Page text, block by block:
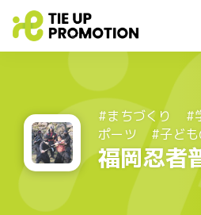
#まちづくり
#
ポーツ
#子ど
福岡忍者